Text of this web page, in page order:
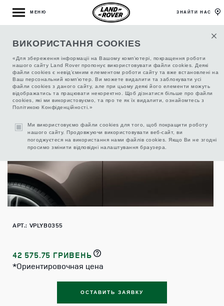
ВИКОРИСТАННЯ COOKIES
«Для збереження інформаціі на Вашому комп’ютері, покращення роботи
нашого сайту Land Rover пропонує використовувати файли cookies. Деякі
файли cookies є невід’ємним елементом роботи сайту та вже встановлені на
Ваш персональний комп’ютер. Ви можете видалити та заблокувати усі
файли cookies з даного сайту, але при цьому деякі його елементи можуть
відображатись та працювати некоректно. Щоб дізнатися більше про файли
cookies, які ми використовуємо, та про те як їх видалити, ознайомтесь з
Політикою Конфіденційності.»
Ми використовуємо файли cookies для того, щоб покращити роботу
нашого сайту. Продовжуючи використовувати веб-сайт, ви
погоджуєтеся на використання нами файлів cookies. Якщо Ви не згодні
просимо змінити відповідні налаштування браузера.
МЕНЮ ЗНАЙТИ НАС
ВОЗДУХОЗАБОРНИКИ БОКОВЫЕ ИЗ
УГЛЕВОЛОКНА
АРТ.: VPLYB0355
42 575.75 ГРИВЕНЬ
*Ориентировочная цена
ОСТАВИТЬ ЗАЯВКУ